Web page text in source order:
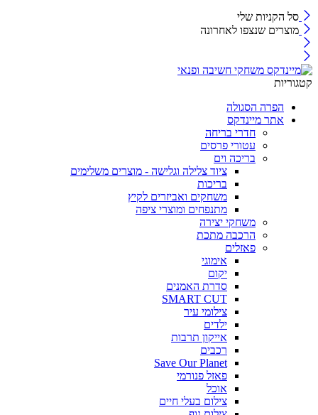
סל הקניות שלי
מוצרים שנצפו לאחרונה
קטגוריות
הפרה הסגולה
אתר מיינדקס
חדרי בריחה
עטורי פרסים
בריכה וים
ציוד צלילה וגלישה - מוצרים משלימים
בריכות
משחקים ואביזרים לקיץ
מתנפחים ומוצרי ציפה
משחקי יצירה
הרכבה מתכת
פאזלים
אימוגי
יקום
סדרת האמנים
SMART CUT
צילומי עיר
ילדים
אייקון תרבות
רכבים
Save Our Planet
פאזל פנורמי
אוכל
צילום בעלי חיים